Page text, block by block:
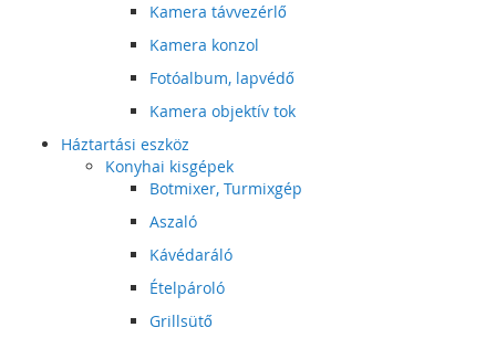
Kamera távvezérlő
Kamera konzol
Fotóalbum, lapvédő
Kamera objektív tok
Háztartási eszköz
Konyhai kisgépek
Botmixer, Turmixgép
Aszaló
Kávédaráló
Ételpároló
Grillsütő